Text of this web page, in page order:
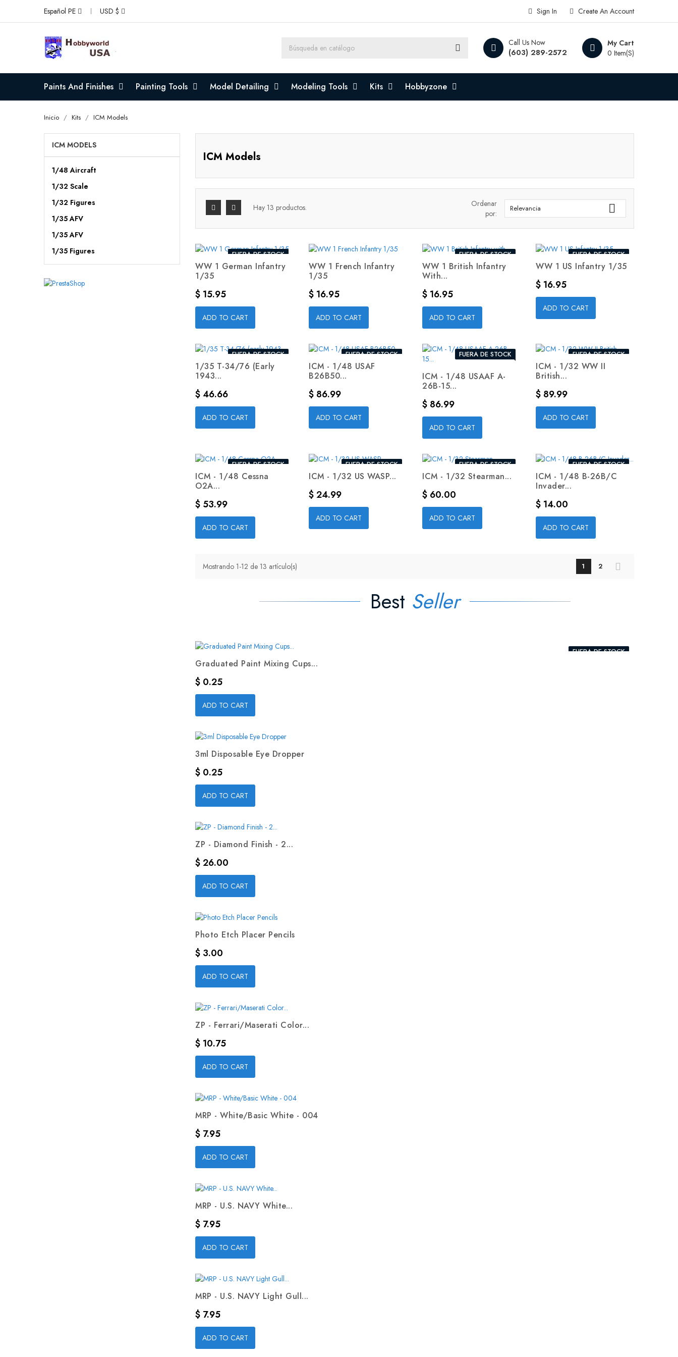
Español PE USD $ Create An Account
Sign In
My Cart
0 Item(s)
Call Us Now
(603) 289-2572
Paints And Finishes Painting Tools Model Detailing Modeling Tools Kits Hobbyzone
Inicio Kits ICM Models
ICM MODELS
1/48 Aircraft
1/32 Scale
1/32 Figures
1/35 AFV
1/35 AFV
1/35 Figures
ICM Models
Hay 13 productos.
Ordenar
por:
Relevancia 
FUERA DE STOCK
WW 1 German Infantry
1/35
Precio
$ 15.95
ADD TO CART
WW 1 French Infantry
1/35
Precio
$ 16.95
ADD TO CART
FUERA DE STOCK
WW 1 British Infantry
With...
Precio
$ 16.95
ADD TO CART
FUERA DE STOCK
WW 1 US Infantry 1/35
Precio
$ 16.95
ADD TO CART
FUERA DE STOCK
1/35 T-34/76 (early
1943...
Precio
$ 46.66
ADD TO CART
FUERA DE STOCK
ICM - 1/48 USAF
B26B50...
Precio
$ 86.99
ADD TO CART
FUERA DE STOCK
ICM - 1/48 USAAF A-
26B-15...
Precio
$ 86.99
ADD TO CART
FUERA DE STOCK
ICM - 1/32 WW II
British...
Precio
$ 89.99
ADD TO CART
FUERA DE STOCK
ICM - 1/48 Cessna
O2A...
Precio
$ 53.99
ADD TO CART
FUERA DE STOCK
ICM - 1/32 US WASP...
Precio
$ 24.99
ADD TO CART
FUERA DE STOCK
ICM - 1/32 Stearman...
Precio
$ 60.00
ADD TO CART
FUERA DE STOCK
ICM - 1/48 B-26B/C
Invader...
Precio
$ 14.00
ADD TO CART
Mostrando 1-12 de 13 artículo(s) 1 2
Best Seller
FUERA DE STOCK
Graduated Paint Mixing Cups...
Precio
$ 0.25
ADD TO CART
3ml Disposable Eye Dropper
Precio
$ 0.25
ADD TO CART
ZP - Diamond Finish - 2...
Precio
$ 26.00
ADD TO CART
Photo Etch Placer Pencils
Precio
$ 3.00
ADD TO CART
ZP - Ferrari/Maserati Color...
Precio
$ 10.75
ADD TO CART
MRP - White/Basic White - 004
Precio
$ 7.95
ADD TO CART
MRP - U.S. NAVY White...
Precio
$ 7.95
ADD TO CART
MRP - U.S. NAVY Light Gull...
Precio
$ 7.95
ADD TO CART